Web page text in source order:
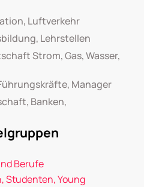
Luftverkehr
Lehrstellen
Strom, Gas, Wasser,
Manager
Banken,
Berufe
Studenten, Young